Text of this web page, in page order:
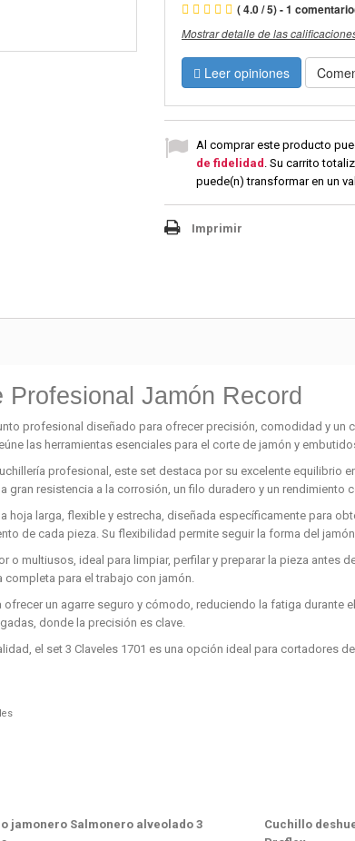
( 4.0 / 5) - 1
Mostrar detalle de las
Leer opiniones
Al comprar este producto
de fidelidad . Su carrito
puede(n) transformar en un
Imprimir
Jamón Record
profesional diseñado para ofrecer precisión, comodidad y
las herramientas esenciales para el corte de jamón y
profesional, este set destaca por su excelente equilibrio
gran resistencia a la corrosión, un filo duradero y un rendimiento
hoja larga, flexible y estrecha, diseñada específicamente para
de cada pieza. Su flexibilidad permite seguir la forma del
o multiusos, ideal para limpiar, perfilar y preparar la pieza antes
completa para el trabajo con jamón.
un agarre seguro y cómodo, reduciendo la fatiga durante
donde la precisión es clave.
el set 3 Claveles 1701 es una opción ideal para cortadores
jamonero Salmonero alveolado 3
Cuchillo